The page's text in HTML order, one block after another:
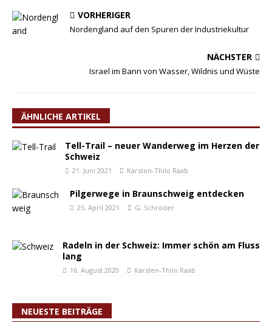
VORHERIGER
Nordengland auf den Spuren der Industriekultur
NÄCHSTER
Israel im Bann von Wasser, Wildnis und Wüste
ÄHNLICHE ARTIKEL
Tell-Trail – neuer Wanderweg im Herzen der
Schweiz
21. Juni 2021 Karsten-Thilo Raab
Pilgerwege in Braunschweig entdecken
25. April 2021 G. Schröder
Radeln in der Schweiz: Immer schön am Fluss
lang
16. August 2020 Karsten-Thilo Raab
NEUESTE BEITRÄGE